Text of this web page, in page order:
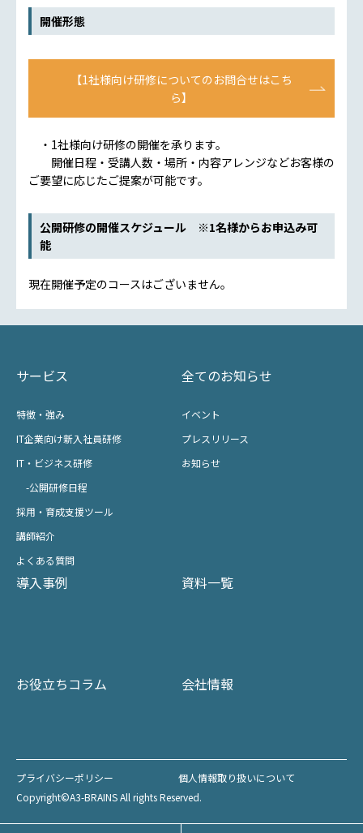
開催形態
【1社様向け研修についてのお問合せはこち
ら】
・1社様向け研修の開催を承ります。
開催日程・受講人数・場所・内容アレンジなどお客様の
ご要望に応じたご提案が可能です。
公開研修の開催スケジュール ※1名様からお申込み可
能
現在開催予定のコースはございません。
サービス
特徴・強み
IT企業向け新入社員研修
IT・ビジネス研修
-公開研修日程
採用・育成支援ツール
講師紹介
よくある質問
全てのお知らせ
イベント
プレスリリース
お知らせ
導入事例
お役立ちコラム
資料一覧
会社情報
プライバシーポリシー
個人情報取り扱いについて
Copyright©A3-BRAINS All rights Reserved.